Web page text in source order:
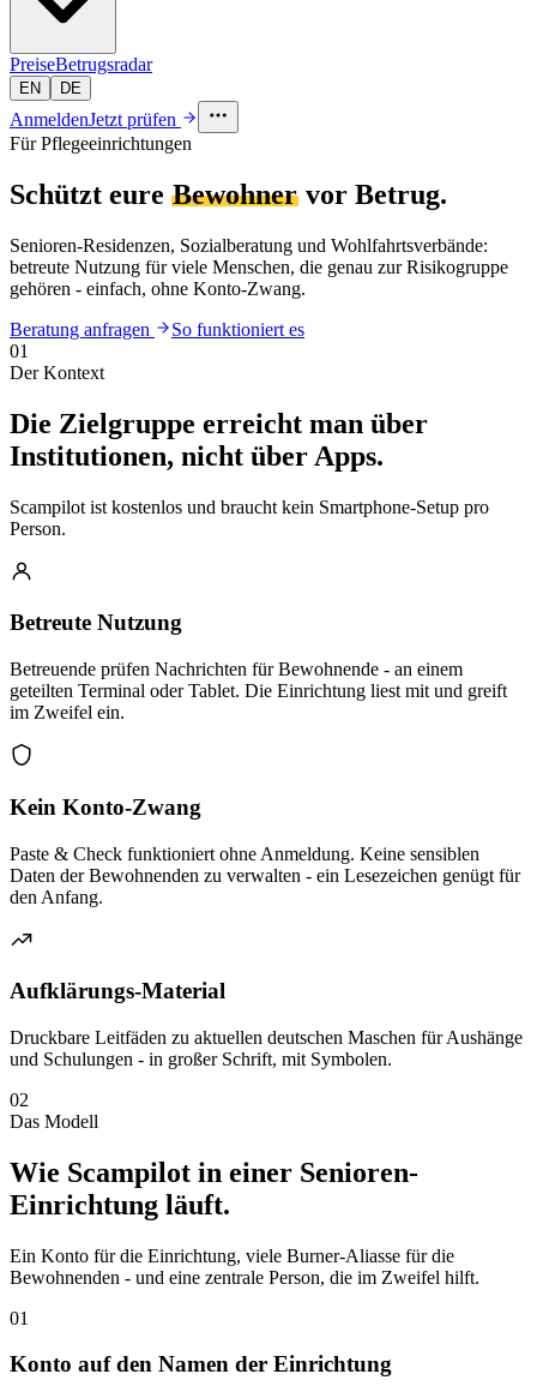
PreiseBetrugsradar
EN DE
AnmeldenJetzt prüfen
Für Pflegeeinrichtungen
Schützt eure Bewohnervor Betrug.
Senioren-Residenzen, Sozialberatung und Wohlfahrtsverbände:
betreute Nutzung für viele Menschen, die genau zur Risikogruppe
gehören - einfach, ohne Konto-Zwang.
Beratung anfragen
So funktioniert es
01
Der Kontext
Die Zielgruppe erreicht man über
Institutionen, nicht über Apps.
Scampilot ist kostenlos und braucht kein Smartphone-Setup pro
Person.
Betreute Nutzung
Betreuende prüfen Nachrichten für Bewohnende - an einem
geteilten Terminal oder Tablet. Die Einrichtung liest mit und greift
im Zweifel ein.
Kein Konto-Zwang
Paste & Check funktioniert ohne Anmeldung. Keine sensiblen
Daten der Bewohnenden zu verwalten - ein Lesezeichen genügt für
den Anfang.
Aufklärungs-Material
Druckbare Leitfäden zu aktuellen deutschen Maschen für Aushänge
und Schulungen - in großer Schrift, mit Symbolen.
02
Das Modell
Wie Scampilot in einer Senioren-
Einrichtung läuft.
Ein Konto für die Einrichtung, viele Burner-Aliasse für die
Bewohnenden - und eine zentrale Person, die im Zweifel hilft.
01
Konto auf den Namen der Einrichtung